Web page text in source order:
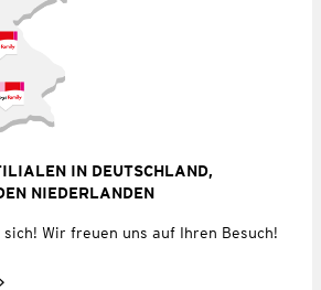
IN DEUTSCHLAND,
NIEDERLANDEN
Wir freuen uns auf Ihren Besuch!